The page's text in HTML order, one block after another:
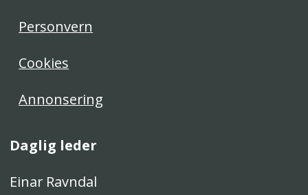
Personvern
Cookies
Annonsering
Daglig leder
Einar Ravndal